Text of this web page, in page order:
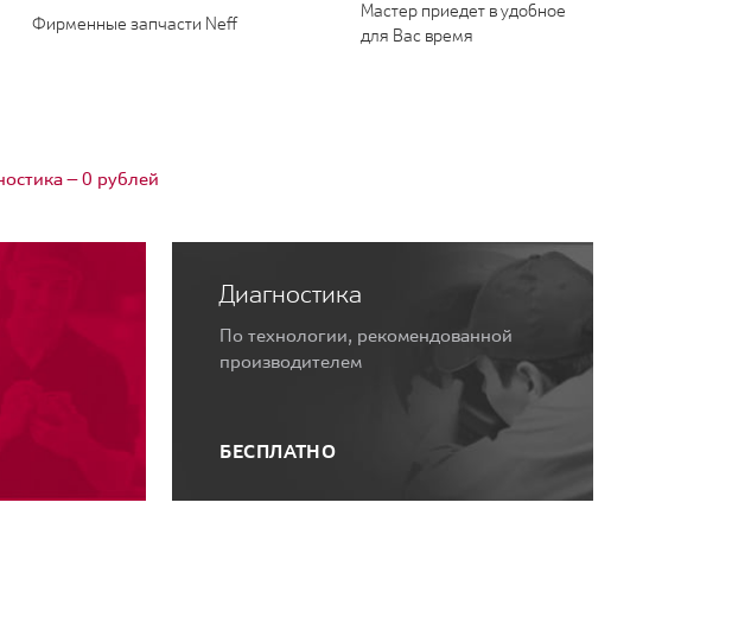
Фирменные запчасти Neff
Мастер приедет в удобное
для Вас время
— 0 рублей
Диагностика
По технологии, рекомендованной
производителем
БЕСПЛАТНО